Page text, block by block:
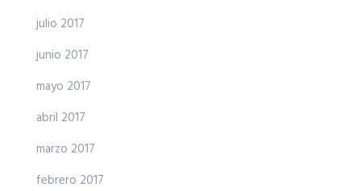
julio 2017
junio 2017
mayo 2017
abril 2017
marzo 2017
febrero 2017